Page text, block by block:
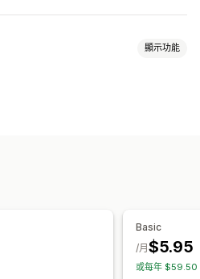
顯示功能
Basic
$5.95
/月
或每年 $59.50